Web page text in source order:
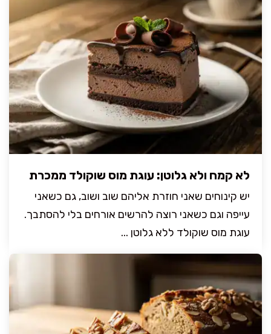
לא קמח ולא גלוטן: עוגת מוס שוקולד ממכרת
יש קינוחים שאני חוזרת אליהם שוב ושוב, גם כשאני
עייפה וגם כשאני רוצה להרשים אורחים בלי להסתבך.
עוגת מוס שוקולד ללא גלוטן ...